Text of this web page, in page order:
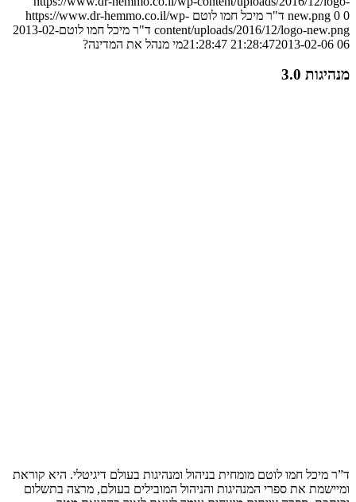
new.png 0 0 ד"ר מיכל חמו לוטם https://www.dr-hemmo.co.il/wp-
content/uploads/2016/12/logo-new.png ד"ר מיכל חמו לוטם2013-02-
06 21:28:47
2013-02-06 21:28:47 מי מנהל את המדינה?
מנהיגות 3.0
ד”ר מיכל חמו לוטם מומחית בניהול ומנהיגות בעולם דיגיטלי. היא קוראת
ומיישמת את ספרי המנהיגות והניהול המובילים בעולם, מרצה בתשלום